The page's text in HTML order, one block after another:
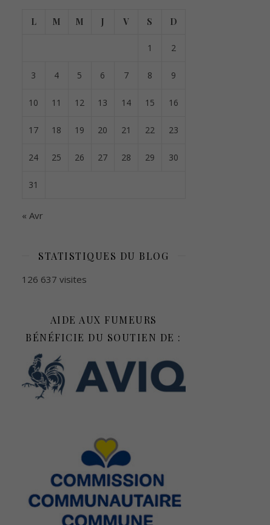
L M M J V S D
1 2
3 4 5 6 7 8 9
10 11 12 13 14 15 16
17 18 19 20 21 22 23
24 25 26 27 28 29 30
31
« Avr
STATISTIQUES DU BLOG
126 637 visites
AIDE AUX FUMEURS
BÉNÉFICIE DU SOUTIEN DE :